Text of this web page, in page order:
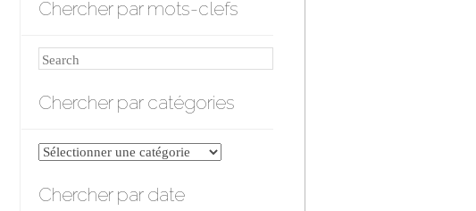
Chercher par mots-clefs
Search
Chercher par catégories
Chercher
catégories
Chercher par date